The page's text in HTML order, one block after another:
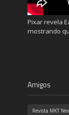
Pixar revela
mostrando
Amigos
Revista MKT